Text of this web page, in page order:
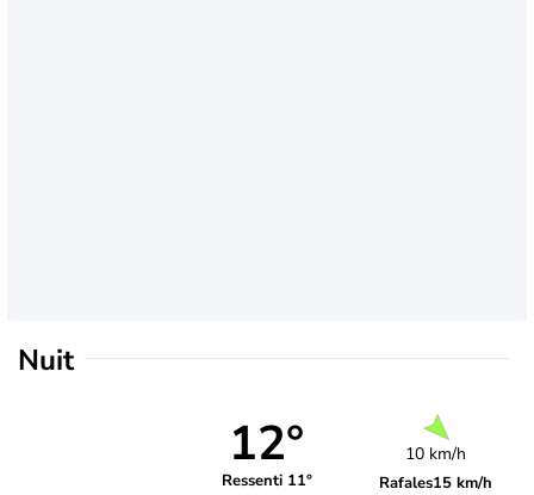
Nuit
12°
Ressenti 11°
10 km/h
Rafales15 km/h